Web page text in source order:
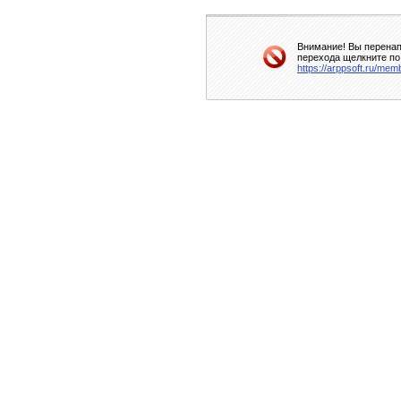
Внимание! Вы
перехода щелкните
https://arppsoft.ru/